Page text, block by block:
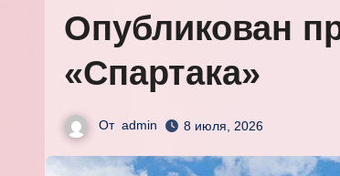
Опубликован
«Спартака»
От admin 8 июля, 2026